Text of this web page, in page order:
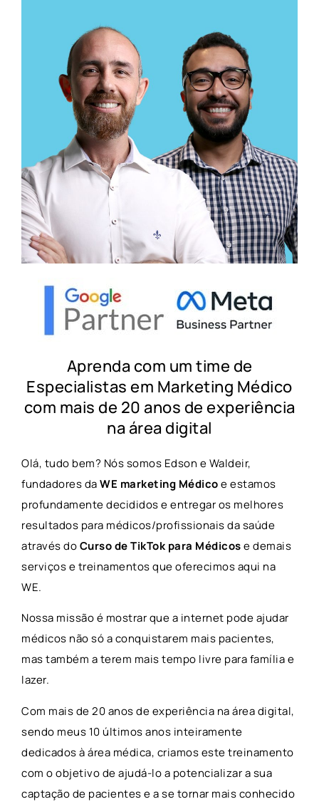
Aprenda com um time de
Especialistas em Marketing Médico
com mais de 20 anos de experiência
na área digital
Olá, tudo bem? Nós somos Edson e Waldeir,
fundadores daWE marketing Médicoe estamos
profundamente decididos e entregar os melhores
resultados para médicos/profissionais da saúde
através doCurso de TikTok para Médicose demais
serviços e treinamentos que oferecimos aqui na
WE.
Nossa missão é mostrar que a internet pode ajudar
médicos não só a conquistarem mais pacientes,
mas também a terem mais tempo livre para família e
lazer.
Com mais de 20 anos de experiência na área digital,
sendo meus 10 últimos anos inteiramente
dedicados à área médica, criamos este treinamento
com o objetivo de ajudá-lo a potencializar a sua
captação de pacientes e a se tornar mais conhecido